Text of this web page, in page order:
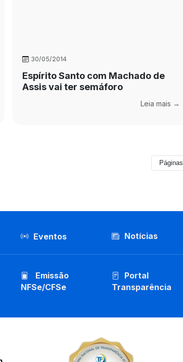
30/05/2014
Espírito Santo com Machado de
Assis vai ter semáforo
Leia mais →
Páginas
Eventos Notícias
Emissão
NFSe/CFSe
Portal
Transparência